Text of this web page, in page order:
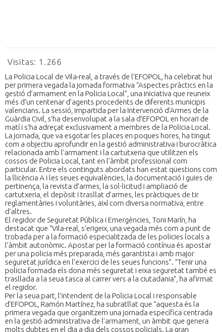
Visitas: 1.266
La Policia Local de Vila-real, a través de l’EFOPOL, ha celebrat hui
per primera vegada la jornada formativa “Aspectes pràctics en la
gestió d’armament en la Policia Local”, una iniciativa que reuneix
més d’un centenar d’agents procedents de diferents municipis
valencians. La sessió, impartida per la Intervenció d’Armes de la
Guàrdia Civil, s’ha desenvolupat a la sala d’EFOPOL en horari de
matí i s’ha adreçat exclusivament a membres de la Policia Local.
La jornada, que va esgotar les places en poques hores, ha tingut
com a objectiu aprofundir en la gestió administrativa i burocràtica
relacionada amb l’armament i la cartutxeria que utilitzen els
cossos de Policia Local, tant en l’àmbit professional com
particular. Entre els continguts abordats han estat qüestions com
la llicència A i les seues equivalències, la documentació i guies de
pertinença, la revista d’armes, la sol·licitud i ampliació de
cartutxeria, el depòsit i trasllat d’armes, les pràctiques de tir
reglamentàries i voluntàries, així com diversa normativa, entre
d’altres.
El regidor de Seguretat Pública i Emergències, Toni Marín, ha
destacat que “Vila-real, s’erigeix, una vegada més com a punt de
trobada per a la formació especialitzada de les policies locals a
l’àmbit autonòmic. Apostar per la formació contínua és apostar
per una policia més preparada, més garantista i amb major
seguretat jurídica en l’exercici de les seues funcions”. “Tenir una
policia formada els dona més seguretat i eixa seguretat també es
trasllada a la seua tasca al carrer vers a la ciutadania”, ha afirmat
el regidor.
Per la seua part, l’intendent de la Policia Local i responsable
d’EFOPOL, Ramón Martínez, ha subratllat que “aquesta és la
primera vegada que organitzem una jornada específica centrada
en la gestió administrativa de l’armament, un àmbit que genera
molts dubtes en el dia a dia dels cossos policials. La gran